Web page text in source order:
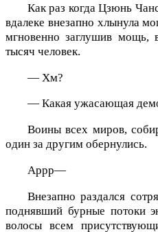
Как раз когда Цзюнь
вдалеке внезапно хлынула
мгновенно заглушив мощь,
тысяч человек.
— Хм?
— Какая ужасающая
Воины всех миров,
один за другим обернулись.
Аррр—
Внезапно раздался
поднявший бурные потоки
волосы всем